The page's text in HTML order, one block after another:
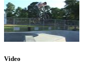
Video